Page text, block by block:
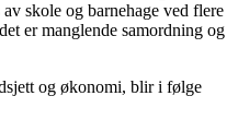
skole og barnehage ved flere
er manglende samordning og
og økonomi, blir i følge